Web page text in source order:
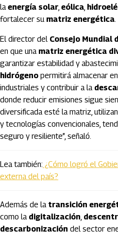
laenergía solar, eólica,
fortalecer su matriz energética.
El director del Consejo Mundial
en que una matriz energética
garantizar estabilidad y
hidrógeno permitirá almacenar
industriales y contribuir a la
donde reducir emisiones sigue
diversificada esté la matriz,
y tecnologías convencionales,
seguro y resiliente”, señaló.
Lea también: ¿Cómo logró el
externa del país?
Además de la transición
como la digitalización,
descarbonización del sector